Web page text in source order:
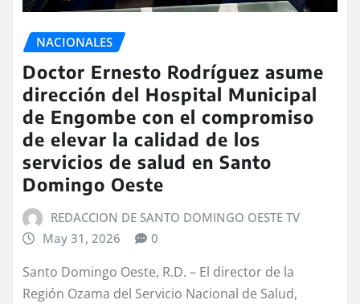
NACIONALES
Doctor Ernesto Rodríguez asume
dirección del Hospital Municipal
de Engombe con el compromiso
de elevar la calidad de los
servicios de salud en Santo
Domingo Oeste
REDACCION DE SANTO DOMINGO OESTE TV
May 31, 2026
0
Santo Domingo Oeste, R.D. – El director de la
Región Ozama del Servicio Nacional de Salud,